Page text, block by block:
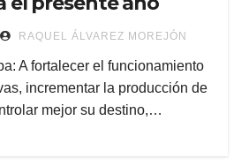
RAQUEL ÁLVAREZ MOREJÓN
A fortalecer el funcionamiento
incrementar la producción de
mejor su destino,…